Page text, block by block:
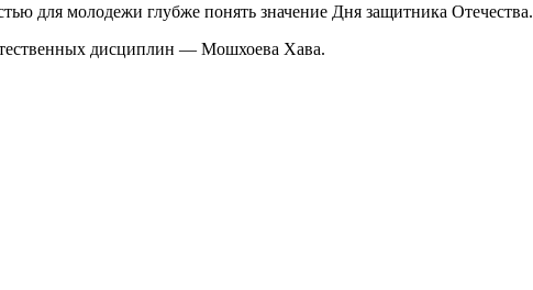
для молодежи глубже понять значение Дня защитника Отечества.
дисциплин — Мошхоева Хава.